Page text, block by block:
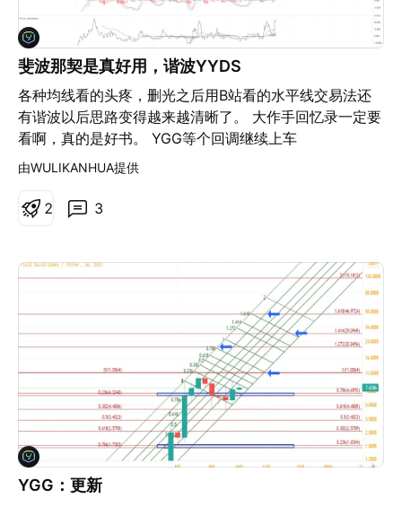
斐波那契是真好用，谐波YYDS
各种均线看的头疼，删光之后用B站看的水平线交易法还
有谐波以后思路变得越来越清晰了。 大作手回忆录一定要
看啊，真的是好书。 YGG等个回调继续上车
由WULIKANHUA提供
3
2
YGG：更新